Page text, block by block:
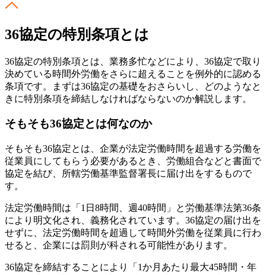
36協定の特別条項とは
36協定の特別条項とは、業務多忙などにより、36協定で取り
決めている時間外労働をさらに超えることを例外的に認める
条項です。まずは36協定の基礎をおさらいし、どのようなと
きに特別条項を締結しなければならないのか解説します。
そもそも36協定とは何なのか
そもそも36協定とは、企業が法定労働時間を超過する労働を
従業員にしてもらう必要があるとき、労働組合などと書面で
協定を結び、所轄労働基準監督署長に届け出をするもので
す。
法定労働時間は「1日8時間、週40時間」と労働基準法第36条
により明文化され、義務化されています。36協定の届け出を
せずに、法定労働時間を超過して時間外労働を従業員に行わ
せると、企業には罰則が科される可能性があります。
36協定を締結することにより「1か月あたり最大45時間・年